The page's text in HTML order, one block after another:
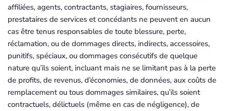
affiliées, agents, contractants, stagiaires, fournisseurs,
prestataires de services et concédants ne peuvent en aucun
cas être tenus responsables de toute blessure, perte,
réclamation, ou de dommages directs, indirects, accessoires,
punitifs, spéciaux, ou dommages consécutifs de quelque
nature qu’ils soient, incluant mais ne se limitant pas à la perte
de profits, de revenus, d’économies, de données, aux coûts de
remplacement ou tous dommages similaires, qu’ils soient
contractuels, délictuels (même en cas de négligence), de